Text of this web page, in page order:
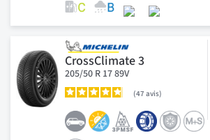
CrossClimate 3
205/50 R 17 89V
47 avis